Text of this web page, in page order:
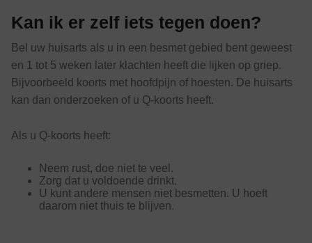
Kan ik er zelf iets tegen doen?
Bel uw huisarts als u in een besmet gebied bent geweest
en 1 tot 5 weken later klachten heeft die lijken op griep.
Bijvoorbeeld koorts met hoofdpijn of hoesten. De huisarts
kan dan onderzoeken of u Q-koorts heeft.
Als u Q-koorts heeft:
Neem rust, doe niet te veel.
Zorg dat u voldoende drinkt.
U kunt andere mensen niet besmetten. U hoeft
daarom niet thuis te blijven.